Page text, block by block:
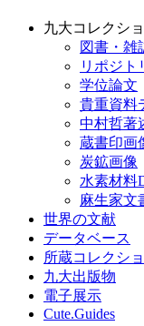
九大コレクシ
図書・雑
リポジト
学位論文
貴重資料
中村哲著
蔵書印画
炭鉱画像
水素材料
麻生家文
世界の文献
データベース
所蔵コレクシ
九大出版物
電子展示
Cute.Guides